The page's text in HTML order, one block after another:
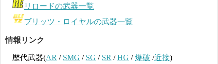
リロードの武器一覧
ブリッツ・ロイヤルの武器一覧
情報リンク
歴代武器(AR / SMG / SG / SR /HG /爆破 /近接)